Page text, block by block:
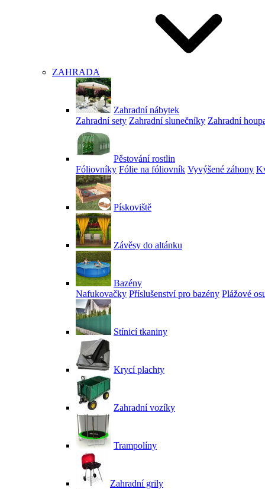
ZAHRADA
Zahradní nábytek
Zahradní sety Zahradní slunečníky Zahradní
Pěstování rostlin
Fóliovníky Fólie na fóliovník Vyvýšené záhony
Pískoviště
Závěsy do altánku
Bazény
Nafukovačky Příslušenství pro bazény Plážové
Stínicí tkaniny
Krycí plachty
Zahradní vozíky
Trampolíny
Zahradní grily